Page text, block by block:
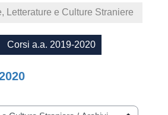
Letterature e Culture Straniere
Corsi a.a. 2019-2020